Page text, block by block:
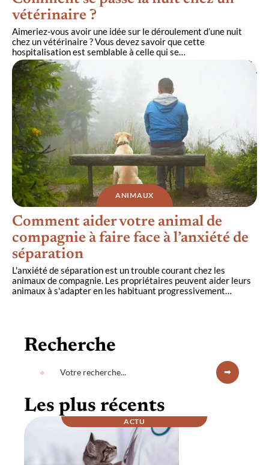
vétérinaire ?
Aimeriez-vous avoir une idée sur le déroulement d’une nuit
chez un vétérinaire ? Vous devez savoir que cette
hospitalisation est semblable à celle qui se…
ANIMAUX
Comment aider votre animal de
compagnie à faire face à l’anxiété de
séparation
L'anxiété de séparation est un trouble courant chez les
animaux de compagnie. Les propriétaires peuvent aider leurs
animaux à s'adapter en les habituant progressivement…
Recherche
Les plus récents
ACTU